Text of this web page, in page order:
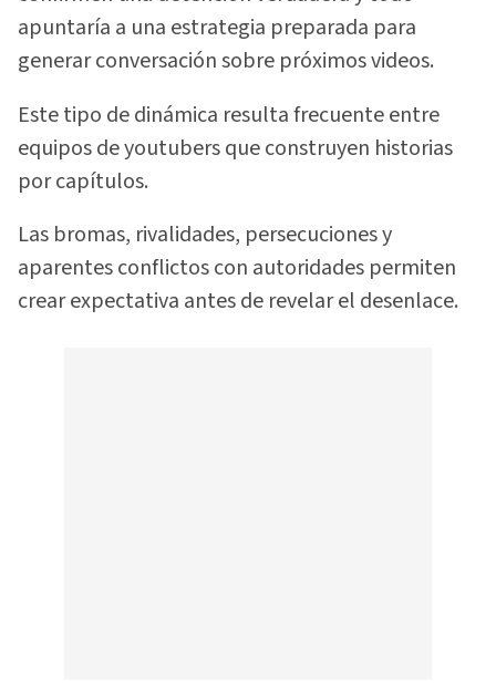
apuntaría a una estrategia preparada para
generar conversación sobre próximos videos.
Este tipo de dinámica resulta frecuente entre
equipos de youtubers que construyen historias
por capítulos.
Las bromas, rivalidades, persecuciones y
aparentes conflictos con autoridades permiten
crear expectativa antes de revelar el desenlace.